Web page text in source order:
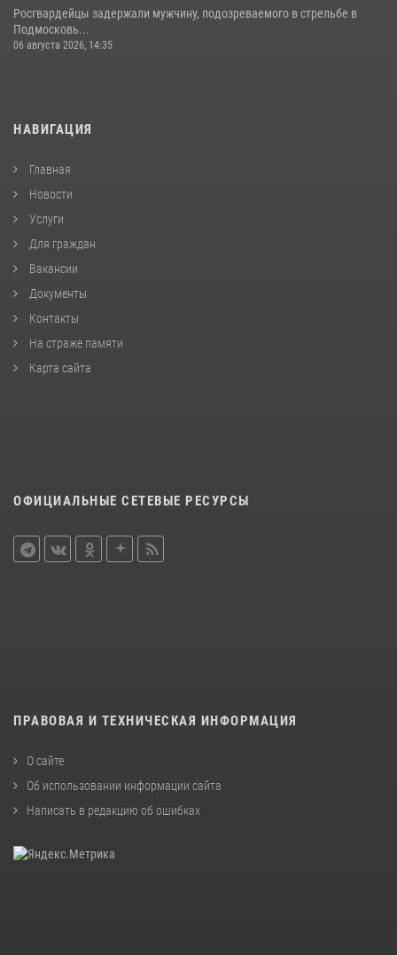
Росгвардейцы задержали мужчину, подозреваемого в стрельбе в
Подмосковь...
06 августа 2026, 14:35
НАВИГАЦИЯ
Главная
Новости
Услуги
Для граждан
Вакансии
Документы
Контакты
На страже памяти
Карта сайта
ОФИЦИАЛЬНЫЕ СЕТЕВЫЕ РЕСУРСЫ
ПРАВОВАЯ И ТЕХНИЧЕСКАЯ ИНФОРМАЦИЯ
О сайте
Об использовании информации сайта
Написать в редакцию об ошибках